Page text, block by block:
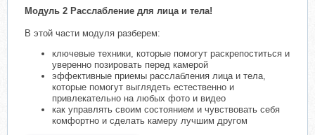
Модуль 2 Расслабление для лица и тела!
В этой части модуля разберем:
ключевые техники, которые помогут раскрепоститься и
уверенно позировать перед камерой
эффективные приемы расслабления лица и тела,
которые помогут выглядеть естественно и
привлекательно на любых фото и видео
как управлять своим состоянием и чувствовать себя
комфортно и сделать камеру лучшим другом